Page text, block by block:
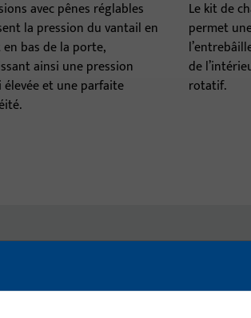
avec pênes réglables
la pression du vantail en
bas de la porte,
ainsi une pression
élevée et une parfaite
Le kit de
permet
de
rotatif.